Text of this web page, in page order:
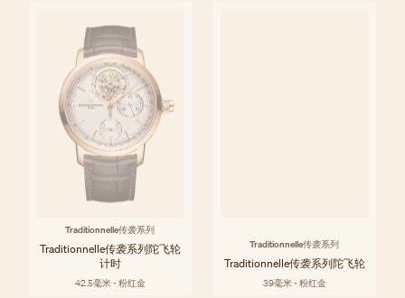
Traditionnelle传袭系列
Traditionnelle传袭系列陀飞轮
计时
42.5毫米 - 粉红金
Traditionnelle传袭系列
Traditionnelle传袭系列陀飞轮
39毫米 - 粉红金